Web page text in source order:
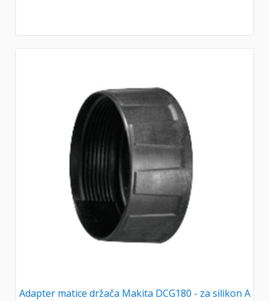
Adapter matice držača Makita DCG180 - za silikon A